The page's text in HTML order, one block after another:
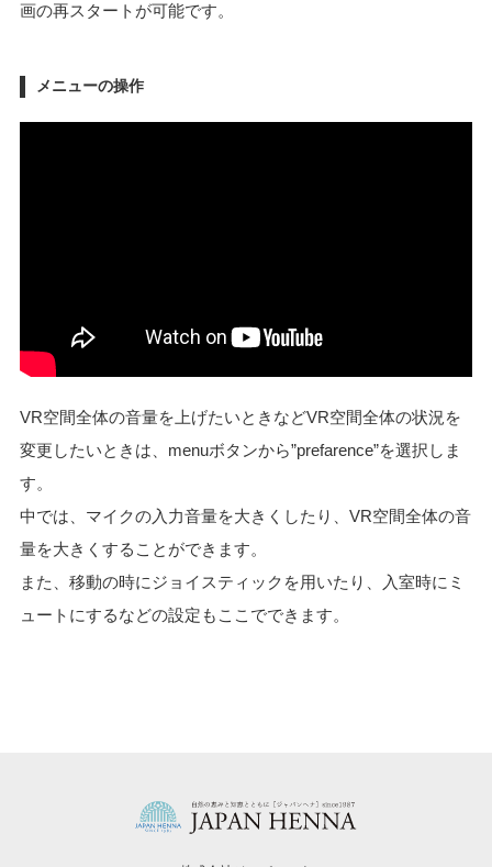
画の再スタートが可能です。
メニューの操作
VR空間全体の音量を上げたいときなどVR空間全体の状況を
変更したいときは、menuボタンから”prefarence”を選択しま
す。
中では、マイクの入力音量を大きくしたり、VR空間全体の音
量を大きくすることができます。
また、移動の時にジョイスティックを用いたり、入室時にミ
ュートにするなどの設定もここでできます。